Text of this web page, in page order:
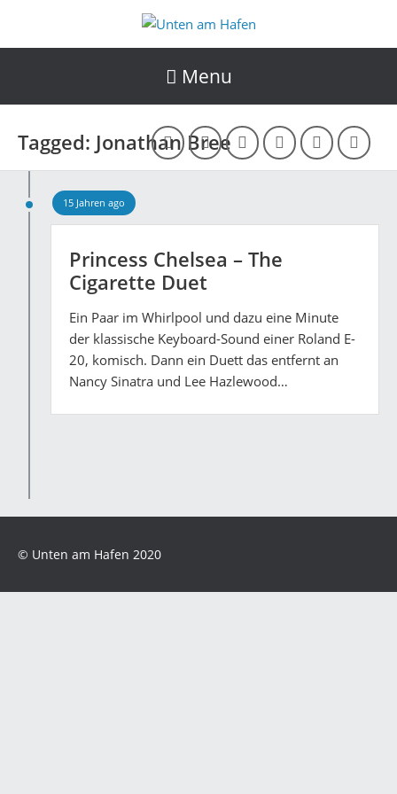
Menu
Tagged: Jonathan Bree
15 Jahren ago
Princess Chelsea – The
Cigarette Duet
Ein Paar im Whirlpool und dazu eine Minute
der klassische Keyboard-Sound einer Roland E-
20, komisch. Dann ein Duett das entfernt an
Nancy Sinatra und Lee Hazlewood…
© Unten am Hafen 2020